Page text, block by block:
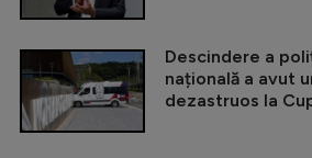
Descindere a
națională a avut
dezastruos la